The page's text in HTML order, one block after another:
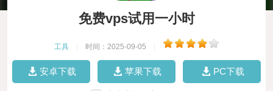
免费vps试用一小时
工具 时间：2025-09-05
安卓下载 苹果下载 PC下载